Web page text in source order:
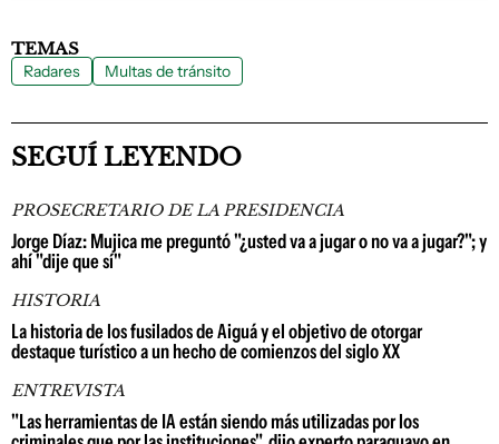
TEMAS
Radares Multas de tránsito
SEGUÍ LEYENDO
PROSECRETARIO DE LA PRESIDENCIA
Jorge Díaz: Mujica me preguntó "¿usted va a jugar o no va a jugar?"; y
ahí "dije que sí"
HISTORIA
La historia de los fusilados de Aiguá y el objetivo de otorgar
destaque turístico a un hecho de comienzos del siglo XX
ENTREVISTA
"Las herramientas de IA están siendo más utilizadas por los